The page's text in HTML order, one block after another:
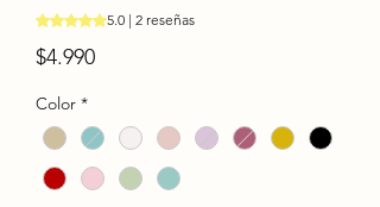
Según 2 reseñas, la calificación es de
5.0 | 2 reseñas
$4.990Precio
Color *